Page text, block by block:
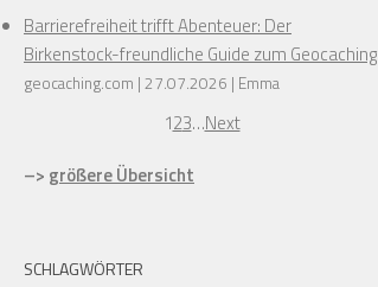
Barrierefreiheit trifft Abenteuer: Der
Birkenstock-freundliche Guide zum Geocaching
geocaching.com 27.07.2026 Emma
123…Next
–> größere Übersicht
SCHLAGWÖRTER